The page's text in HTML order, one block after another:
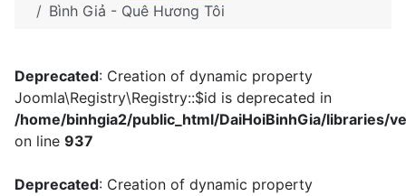
Bình Giả - Quê Hương Tôi
Deprecated: Creation of dynamic property
Joomla\Registry\Registry::$id is deprecated in
/home/binhgia2/public_html/DaiHoiBinhGia/libraries/
on line 937
Deprecated: Creation of dynamic property